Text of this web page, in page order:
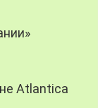
Atlantica